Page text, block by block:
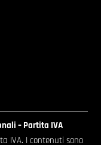
– Partita IVA
IVA. I contenuti sono